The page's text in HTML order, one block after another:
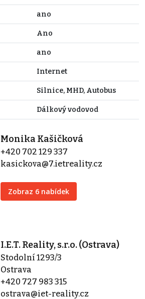
ano
Ano
ano
Internet
Silnice, MHD, Autobus
Dálkový vodovod
Monika Kašičková
+420 702 129 337
kasickova@7.ietreality.cz
Zobraz 6 nabídek
I.E.T. Reality, s.r.o. (Ostrava)
Stodolní 1293/3
Ostrava
+420 727 983 315
ostrava@iet-reality.cz